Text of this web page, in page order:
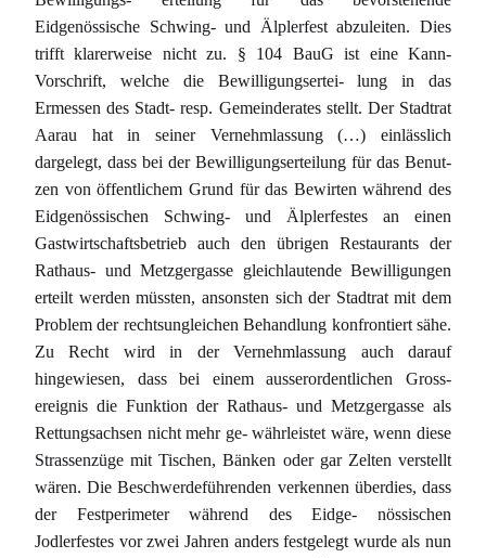
Eidgenössische Schwing- und Älplerfest abzuleiten. Dies
trifft klarerweise nicht zu. § 104 BauG ist eine Kann-
Vorschrift, welche die Bewilligungsertei- lung in das
Ermessen des Stadt- resp. Gemeinderates stellt. Der Stadtrat
Aarau hat in seiner Vernehmlassung (…) einlässlich
dargelegt, dass bei der Bewilligungserteilung für das Benut-
zen von öffentlichem Grund für das Bewirten während des
Eidgenössischen Schwing- und Älplerfestes an einen
Gastwirtschaftsbetrieb auch den übrigen Restaurants der
Rathaus- und Metzgergasse gleichlautende Bewilligungen
erteilt werden müssten, ansonsten sich der Stadtrat mit dem
Problem der rechtsungleichen Behandlung konfrontiert sähe.
Zu Recht wird in der Vernehmlassung auch darauf
hingewiesen, dass bei einem ausserordentlichen Gross-
ereignis die Funktion der Rathaus- und Metzgergasse als
Rettungsachsen nicht mehr ge- währleistet wäre, wenn diese
Strassenzüge mit Tischen, Bänken oder gar Zelten verstellt
wären. Die Beschwerdeführenden verkennen überdies, dass
der Festperimeter während des Eidge- nössischen
Jodlerfestes vor zwei Jahren anders festgelegt wurde als nun